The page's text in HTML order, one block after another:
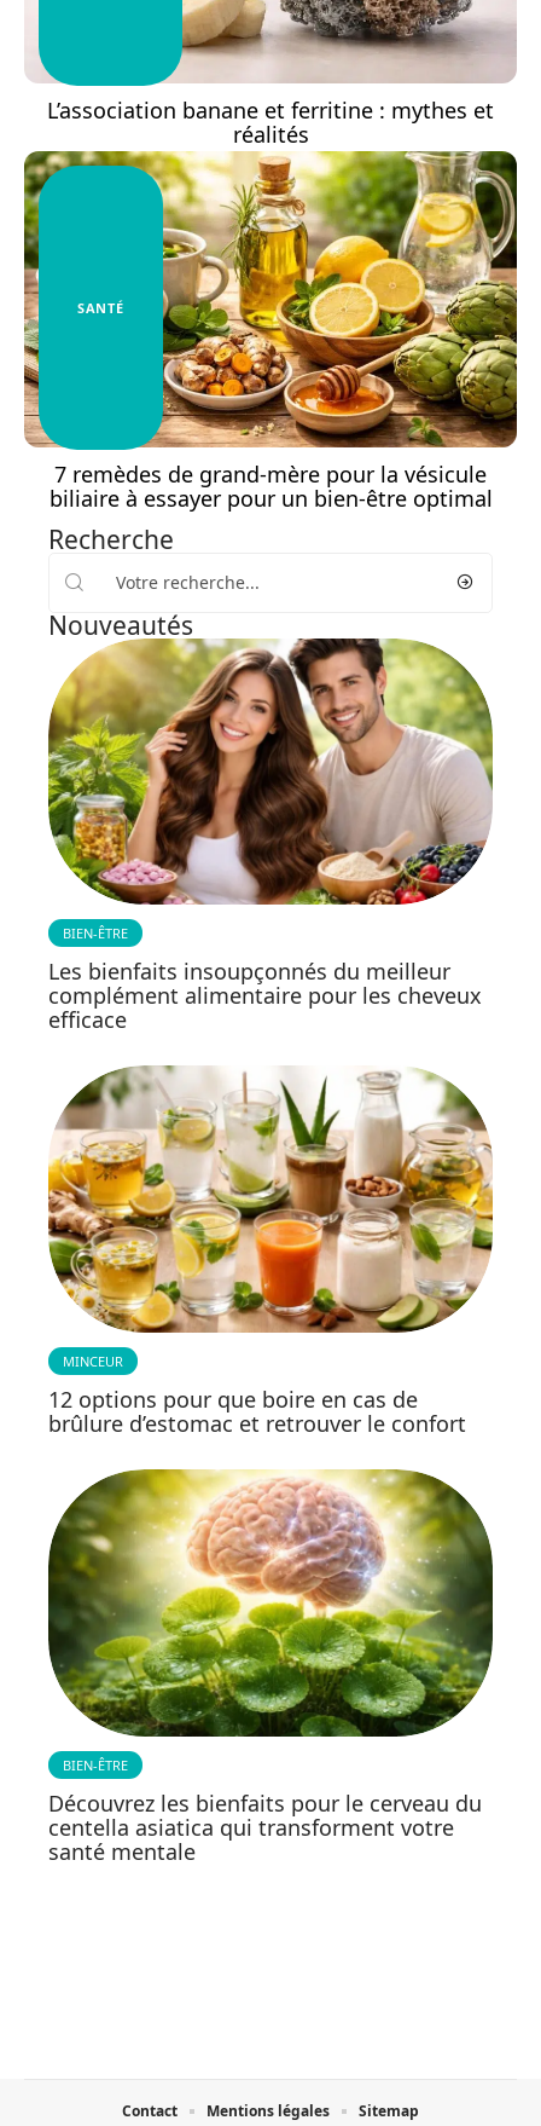
L’association banane et ferritine : mythes et
réalités
SANTÉ
7 remèdes de grand-mère pour la vésicule
biliaire à essayer pour un bien-être optimal
Recherche
Nouveautés
BIEN-ÊTRE
Les bienfaits insoupçonnés du meilleur
complément alimentaire pour les cheveux
efficace
MINCEUR
12 options pour que boire en cas de
brûlure d’estomac et retrouver le confort
BIEN-ÊTRE
Découvrez les bienfaits pour le cerveau du
centella asiatica qui transforment votre
santé mentale
Contact Mentions légales Sitemap